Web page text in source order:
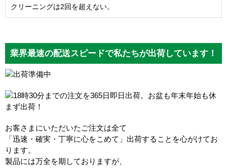
クリーニングは2回を超えない。
業界最速の配送スピードで私たちが出荷しています！
お客さまにいただいたご注文は全て
「迅速・確実・丁寧に心をこめて」出荷することを心がけてお
ります。
製品には万全を期しておりますが、